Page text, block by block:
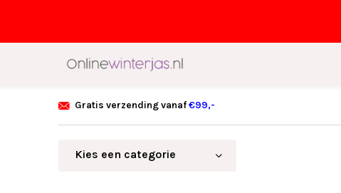
Gratis verzending vanaf€99,-
Kies een categorie